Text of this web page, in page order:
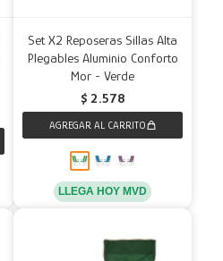
Set X2 Reposeras Sillas Alta
Plegables Aluminio Conforto
Mor - Verde
$ 2.578
LLEGA HOY MVD